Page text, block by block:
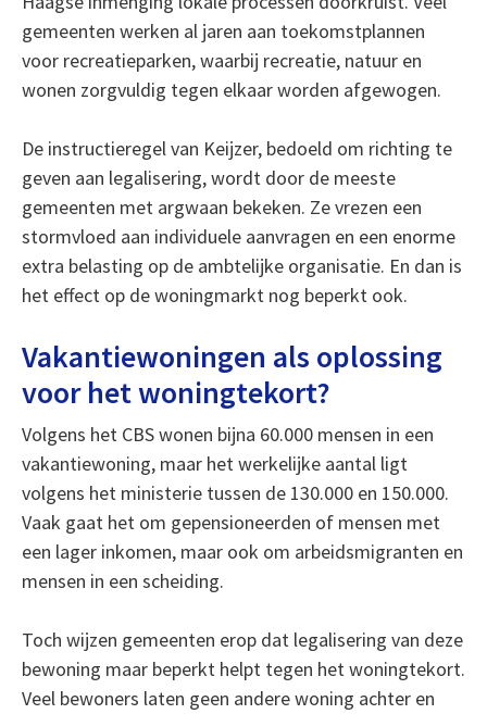
gemeenten werken al jaren aan toekomstplannen
voor recreatieparken, waarbij recreatie, natuur en
wonen zorgvuldig tegen elkaar worden afgewogen.
De instructieregel van Keijzer, bedoeld om richting te
geven aan legalisering, wordt door de meeste
gemeenten met argwaan bekeken. Ze vrezen een
stormvloed aan individuele aanvragen en een enorme
extra belasting op de ambtelijke organisatie. En dan is
het effect op de woningmarkt nog beperkt ook.
Vakantiewoningen als oplossing
voor het woningtekort?
Volgens het CBS wonen bijna 60.000 mensen in een
vakantiewoning, maar het werkelijke aantal ligt
volgens het ministerie tussen de 130.000 en 150.000.
Vaak gaat het om gepensioneerden of mensen met
een lager inkomen, maar ook om arbeidsmigranten en
mensen in een scheiding.
Toch wijzen gemeenten erop dat legalisering van deze
bewoning maar beperkt helpt tegen het woningtekort.
Veel bewoners laten geen andere woning achter en